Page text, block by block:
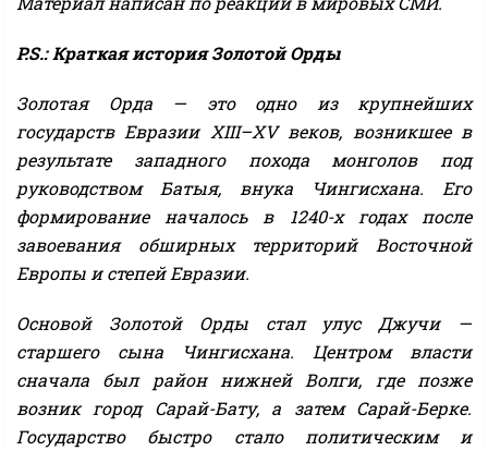
P.S.: Краткая история Золотой Орды
Золотая Орда — это одно из крупнейших
государств Евразии XIII–XV веков, возникшее в
результате западного похода монголов под
руководством Батыя, внука Чингисхана. Его
формирование началось в 1240-х годах после
завоевания обширных территорий Восточной
Европы и степей Евразии.
Основой Золотой Орды стал улус Джучи —
старшего сына Чингисхана. Центром власти
сначала был район нижней Волги, где позже
возник город Сарай-Бату, а затем Сарай-Берке.
Государство быстро стало политическим и